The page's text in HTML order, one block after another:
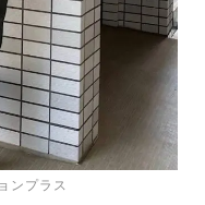
ンプラス